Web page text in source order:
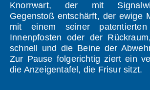
Knorrwart, der mit
Gegenstoß entschärft, der ewige
mit einem seiner
Innenpfosten oder der
schnell und die Beine der
Zur Pause folgerichtig ziert ein
die Anzeigentafel, die Frisur sitzt.